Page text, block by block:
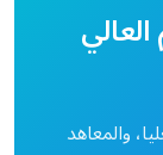
والمعاهد